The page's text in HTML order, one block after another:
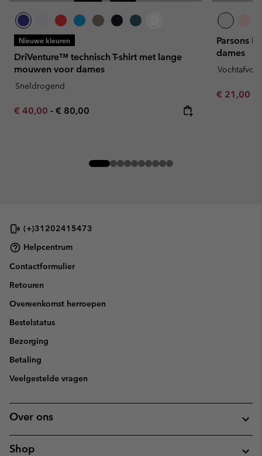
Nieuwe kleuren
DriVenture™ technisch T-shirt met lange
mouwen voor dames
Sneldrogend
Minimum sale price:
€ 40,00 - Maximum price:
€ 80,00
Parsons
dames
Minimum
€ 21,00
(+)31202415473
Helpcentrum
Contactformulier
Retouren
Overeenkomst herroepen
Bestelstatus
Bezorging
Betaling
Veelgestelde vragen
Over ons
Shop